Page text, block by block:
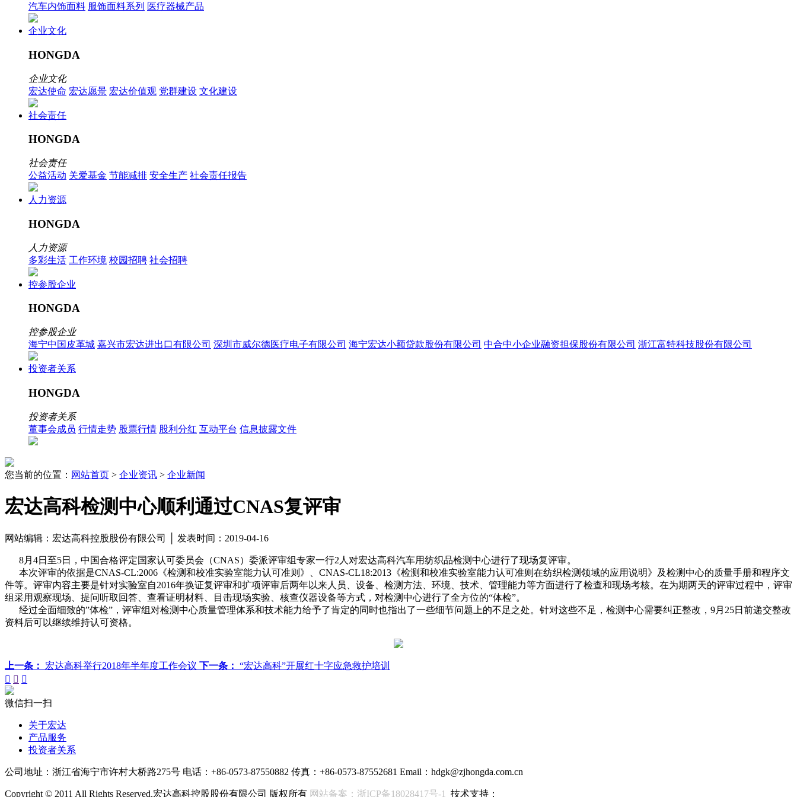
汽车内饰面料 服饰面料系列 医疗器械产品
企业文化
HONGDA
企业文化
宏达使命 宏达愿景 宏达价值观 党群建设 文化建设
社会责任
HONGDA
社会责任
公益活动 关爱基金 节能减排 安全生产 社会责任报告
人力资源
HONGDA
人力资源
多彩生活 工作环境 校园招聘 社会招聘
控参股企业
HONGDA
控参股企业
海宁中国皮革城 嘉兴市宏达进出口有限公司 深圳市威尔德医疗电子有限公司 海宁宏达小额贷款股份有限公司 中合中小企业融资担保股份有限公司 浙江富特科技股份有限公司
投资者关系
HONGDA
投资者关系
董事会成员 行情走势 股票行情 股利分红 互动平台 信息披露文件
您当前的位置： 网站首页 > 企业资讯 > 企业新闻
宏达高科检测中心顺利通过CNAS复评审
网站编辑：宏达高科控股股份有限公司 │ 发表时间：2019-04-16
8月4日至5日，中国合格评定国家认可委员会（CNAS）委派评审组专家一行2人对宏达高科汽车用纺织品检测中心进行了现场复评审。
本次评审的依据是CNAS-CL:2006《检测和校准实验室能力认可准则》、CNAS-CL18:2013《检测和校准实验室能力认可准则在纺织检测领域的应用说明》及检测中心的质量手册和程序文
件等。评审内容主要是针对实验室自2016年换证复评审和扩项评审后两年以来人员、设备、检测方法、环境、技术、管理能力等方面进行了检查和现场考核。在为期两天的评审过程中，评审
组采用观察现场、提问听取回答、查看证明材料、目击现场实验、核查仪器设备等方式，对检测中心进行了全方位的“体检”。
经过全面细致的”体检”，评审组对检测中心质量管理体系和技术能力给予了肯定的同时也指出了一些细节问题上的不足之处。针对这些不足，检测中心需要纠正整改，9月25日前递交整改
资料后可以继续维持认可资格。
上一条： 宏达高科举行2018年半年度工作会议 下一条： “宏达高科”开展红十字应急救护培训
  
微信扫一扫
关于宏达
产品服务
投资者关系
公司地址：浙江省海宁市许村大桥路275号 电话：+86-0573-87550882 传真：+86-0573-87552681 Email：hdgk@zjhongda.com.cn
Copyright © 2011 All Rights Reserved.宏达高科控股股份有限公司 版权所有 网站备案： 浙ICP备18028417号-1 技术支持：